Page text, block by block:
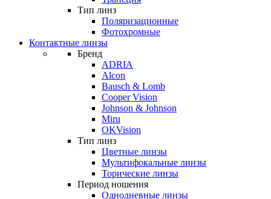
Тип линз
Поляризационные
Фотохромные
Контактные линзы
Бренд
ADRIA
Alcon
Bausch & Lomb
Cooper Vision
Johnson & Johnson
Miru
OKVision
Тип линз
Цветные линзы
Мультифокальные линзы
Торические линзы
Период ношения
Однодневные линзы